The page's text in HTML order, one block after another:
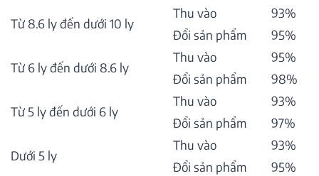
Từ 8.6 ly đến dưới 10 ly
Thu vào
93%
Đổi sản phẩm
95%
Từ 6 ly đến dưới 8.6 ly
Thu vào
95%
Đổi sản phẩm
98%
Từ 5 ly đến dưới 6 ly
Thu vào
93%
Đổi sản phẩm
97%
Dưới 5 ly
Thu vào
93%
Đổi sản phẩm
95%